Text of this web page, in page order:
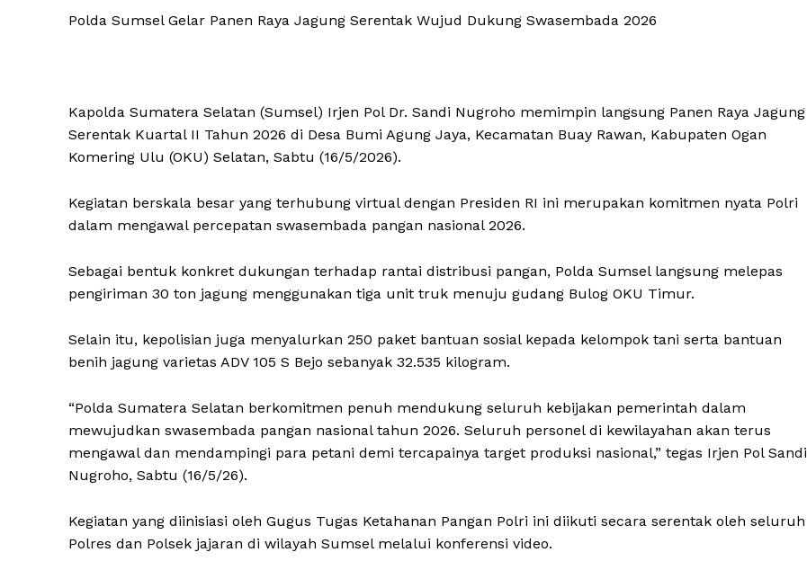
Polda Sumsel Gelar Panen Raya Jagung Serentak Wujud Dukung Swasembada 2026
Kapolda Sumatera Selatan (Sumsel) Irjen Pol Dr. Sandi Nugroho memimpin langsung Panen Raya Jagung
Serentak Kuartal II Tahun 2026 di Desa Bumi Agung Jaya, Kecamatan Buay Rawan, Kabupaten Ogan
Komering Ulu (OKU) Selatan, Sabtu (16/5/2026).
Kegiatan berskala besar yang terhubung virtual dengan Presiden RI ini merupakan komitmen nyata Polri
dalam mengawal percepatan swasembada pangan nasional 2026.
Sebagai bentuk konkret dukungan terhadap rantai distribusi pangan, Polda Sumsel langsung melepas
pengiriman 30 ton jagung menggunakan tiga unit truk menuju gudang Bulog OKU Timur.
Selain itu, kepolisian juga menyalurkan 250 paket bantuan sosial kepada kelompok tani serta bantuan
benih jagung varietas ADV 105 S Bejo sebanyak 32.535 kilogram.
“Polda Sumatera Selatan berkomitmen penuh mendukung seluruh kebijakan pemerintah dalam
mewujudkan swasembada pangan nasional tahun 2026. Seluruh personel di kewilayahan akan terus
mengawal dan mendampingi para petani demi tercapainya target produksi nasional,” tegas Irjen Pol Sandi
Nugroho, Sabtu (16/5/26).
Kegiatan yang diinisiasi oleh Gugus Tugas Ketahanan Pangan Polri ini diikuti secara serentak oleh seluruh
Polres dan Polsek jajaran di wilayah Sumsel melalui konferensi video.